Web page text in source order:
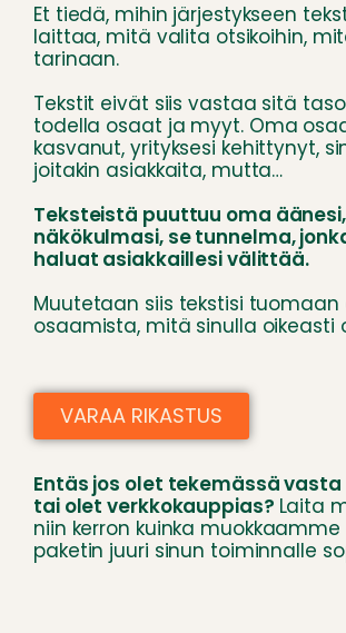
Et tiedä, mihin järjestykseen
laittaa, mitä valita otsikoihin,
tarinaan.
Tekstit eivät siis vastaa sitä
todella osaat ja myyt. Oma
kasvanut, yrityksesi kehittynyt,
joitakin asiakkaita, mutta…
Teksteistä puuttuu oma
näkökulmasi, se tunnelma,
haluat asiakkaillesi välittää.
Muutetaan siis tekstisi tuomaan
osaamista, mitä sinulla oikeasti
VARAA RIKASTUS
Entäs jos olet tekemässä vasta
tai olet verkkokauppias? Laita
niin kerron kuinka muokkaamme
paketin juuri sinun toiminnalle